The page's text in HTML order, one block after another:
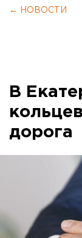
← НОВОСТИ
В
дорога